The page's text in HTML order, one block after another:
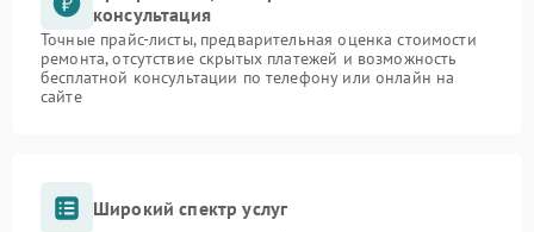
консультация
Точные прайс-листы, предварительная оценка стоимости
ремонта, отсутствие скрытых платежей и возможность
бесплатной консультации по телефону или онлайн на
сайте
Широкий спектр услуг